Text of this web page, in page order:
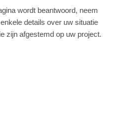
wordt beantwoord, neem
details over uw situatie
zijn afgestemd op uw project.